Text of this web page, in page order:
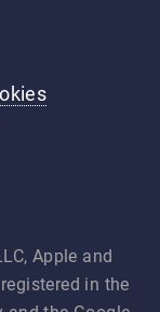
Apple and
in the